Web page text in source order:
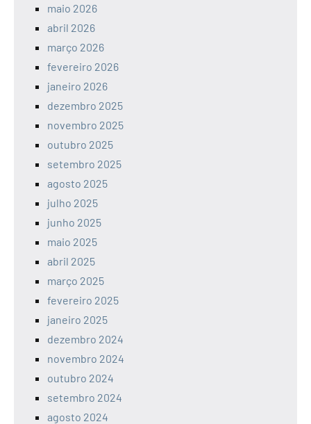
maio 2026
abril 2026
março 2026
fevereiro 2026
janeiro 2026
dezembro 2025
novembro 2025
outubro 2025
setembro 2025
agosto 2025
julho 2025
junho 2025
maio 2025
abril 2025
março 2025
fevereiro 2025
janeiro 2025
dezembro 2024
novembro 2024
outubro 2024
setembro 2024
agosto 2024